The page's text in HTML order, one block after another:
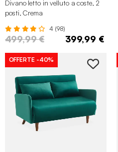
Divano letto in velluto a coste, 2
posti, Crema
4 (98)
499,99 € 399,99 €
OFFERTE -40%